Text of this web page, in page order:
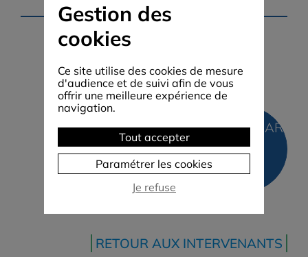
Monuments Historiques
L'Architecture
dans nos
villes
11 MARS
RETOUR AUX INTERVENANTS
Gestion des
cookies
Ce site utilise des cookies de mesure
d'audience et de suivi afin de vous
offrir une meilleure expérience de
navigation.
Tout accepter
Paramétrer les cookies
Je refuse